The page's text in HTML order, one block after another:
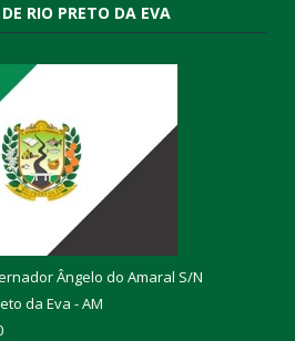
RIO PRETO DA EVA
Ângelo do Amaral S/N
da Eva - AM